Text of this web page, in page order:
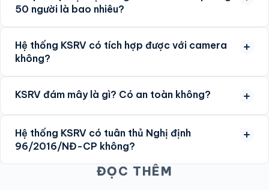
50 người là bao nhiêu?
Hệ thống KSRV có tích hợp được với camera
không?
KSRV đám mây là gì? Có an toàn không?
Hệ thống KSRV có tuân thủ Nghị định
96/2016/NĐ-CP không?
ĐỌC THÊM